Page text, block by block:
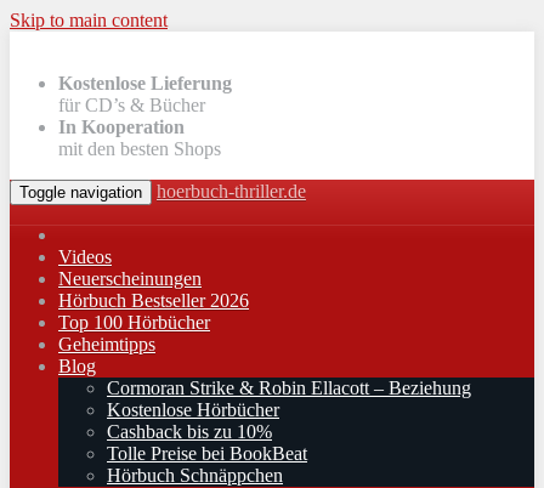
Skip to main content
Kostenlose Lieferung
für CD’s & Bücher
In Kooperation
mit den besten Shops
Toggle navigation hoerbuch-thriller.de
Videos
Neuerscheinungen
Hörbuch Bestseller 2026
Top 100 Hörbücher
Geheimtipps
Blog
Cormoran Strike & Robin Ellacott – Beziehung
Kostenlose Hörbücher
Cashback bis zu 10%
Tolle Preise bei BookBeat
Hörbuch Schnäppchen